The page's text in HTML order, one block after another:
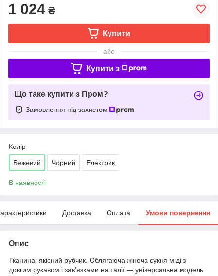
1 024 ₴
Купити
або
Купити з
Що таке купити з Пром?
Замовлення під захистом
Колір
Бежевий Чорний Електрик
В наявності
Доставка Оплата Умови повернення
Опис
Тканина: якісний рубчик. Облягаюча жіноча сукня міді з
довгим рукавом і зав’язками на талії — універсальна модель